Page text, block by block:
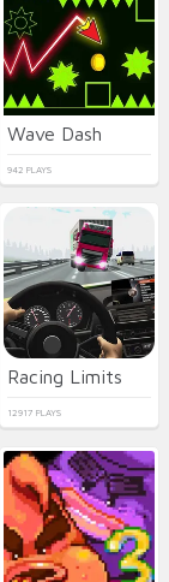
Wave Dash
942 PLAYS
Racing Limits
12917 PLAYS